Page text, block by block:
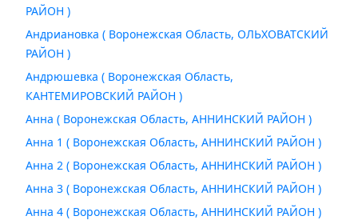
РАЙОН )
Андриановка ( Воронежская Область, ОЛЬХОВАТСКИЙ
РАЙОН )
Андрюшевка ( Воронежская Область,
КАНТЕМИРОВСКИЙ РАЙОН )
Анна ( Воронежская Область, АННИНСКИЙ РАЙОН )
Анна 1 ( Воронежская Область, АННИНСКИЙ РАЙОН )
Анна 2 ( Воронежская Область, АННИНСКИЙ РАЙОН )
Анна 3 ( Воронежская Область, АННИНСКИЙ РАЙОН )
Анна 4 ( Воронежская Область, АННИНСКИЙ РАЙОН )